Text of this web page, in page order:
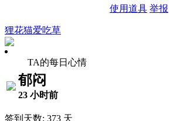
使用道具 举报
狸花猫爱吃草
TA的每日心情
郁闷
23 小时前
签到天数: 373 天